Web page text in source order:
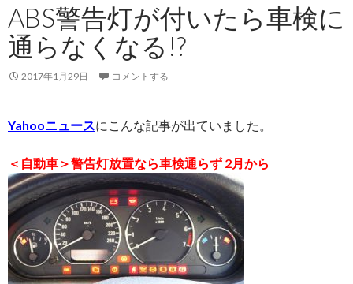
ッ
プ
ABS警告灯が付いたら車検に
通らなくなる!?
2017年1月29日 コメントする
Yahooニュースにこんな記事が出ていました。
＜自動車＞警告灯放置なら車検通らず 2月から